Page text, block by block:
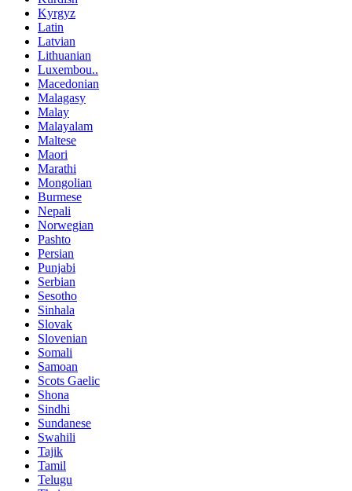
Kyrgyz
Latin
Latvian
Lithuanian
Luxembou..
Macedonian
Malagasy
Malay
Malayalam
Maltese
Maori
Marathi
Mongolian
Burmese
Nepali
Norwegian
Pashto
Persian
Punjabi
Serbian
Sesotho
Sinhala
Slovak
Slovenian
Somali
Samoan
Scots Gaelic
Shona
Sindhi
Sundanese
Swahili
Tajik
Tamil
Telugu